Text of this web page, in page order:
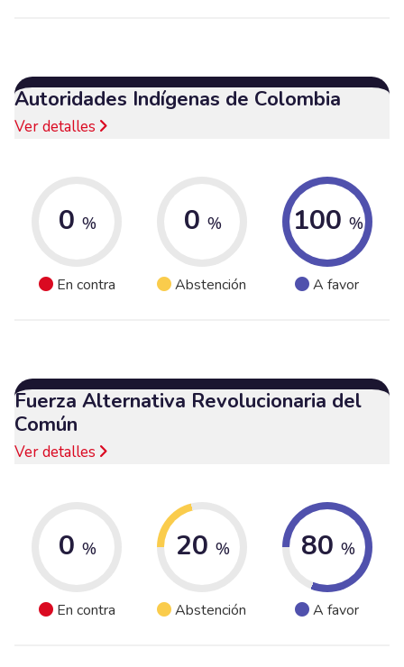
Autoridades Indígenas de Colombia
Ver detalles
0 %
En contra
0 %
Abstención
100 %
A favor
Fuerza Alternativa Revolucionaria del
Común
Ver detalles
0 %
En contra
20 %
Abstención
80 %
A favor